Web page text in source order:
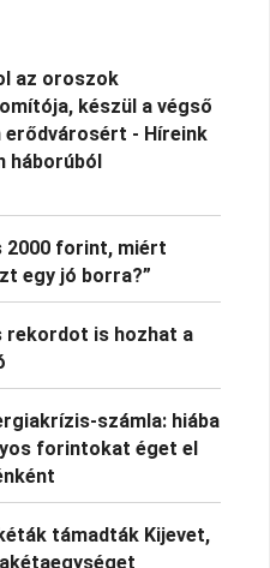
az oroszok
készül a végső
erődvárosért - Híreink
háborúból
2000 forint, miért
egy jó borra?”
rekordot is hozhat a
számla: hiába
forintokat éget el
támadták Kijevet,